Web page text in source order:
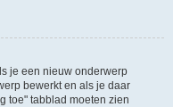
je een nieuw onderwerp
bewerkt en als je daar
toe" tabblad moeten zien